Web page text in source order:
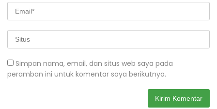
Simpan nama, email, dan situs web saya pada
peramban ini untuk komentar saya berikutnya.